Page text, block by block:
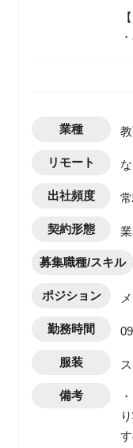
業種
リモート
出社頻度
契約形態
募集職種/スキル
ポジション
勤務時間
服装
備考